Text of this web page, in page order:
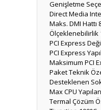
Genişletme
Direct Media
Maks. DMI Hattı
Ölçeklenebilirlik
PCI Express
PCI Express
Maksimum PCI
Paket Teknik
Desteklenen
Max CPU
Termal Çözüm